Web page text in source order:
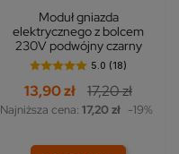
Moduł gniazda
elektrycznego z bolcem
230V podwójny czarny
5.0 (18)
13,90 zł 17,20 zł
Najniższa cena: 17,20 zł -19%